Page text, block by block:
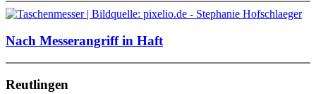
Nach Messerangriff in Haft
Reutlingen